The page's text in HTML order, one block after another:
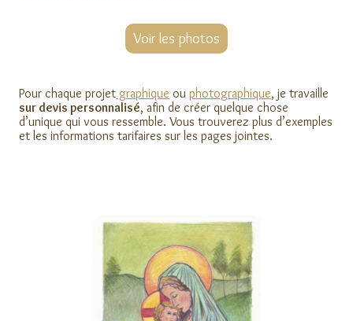
Voir les photos
Pour chaque projet graphique ou photographique, je travaille
sur devis personnalisé, afin de créer quelque chose
d’unique qui vous ressemble. Vous trouverez plus d’exemples
et les informations tarifaires sur les pages jointes.